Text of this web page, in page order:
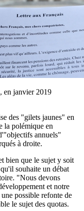
en janvier 2019
des "gilets jaunes" en
la polémique en
annuels"
à droite.
bien que le sujet y soit
souhaite un débat
"Nous devons
et notre
possible refonte de
le sujet des quotas.